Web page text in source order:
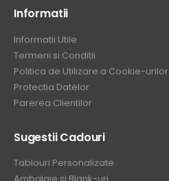
Informatii
Informatii Utile
Termeni si Conditii
Politica de Utilizare a Cookie-urilor
Protectia Datelor
Parerea Clientilor
Sugestii Cadouri
Tablouri Personalizate